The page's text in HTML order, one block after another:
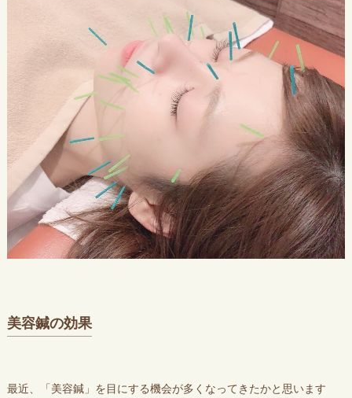
美容鍼の効果
最近、「美容鍼」を目にする機会が多くなってきたかと思います